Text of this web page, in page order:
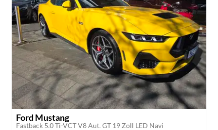
Ford Mustang
Fastback 5.0 Ti-VCT V8 Aut. GT 19 Zoll LED Navi